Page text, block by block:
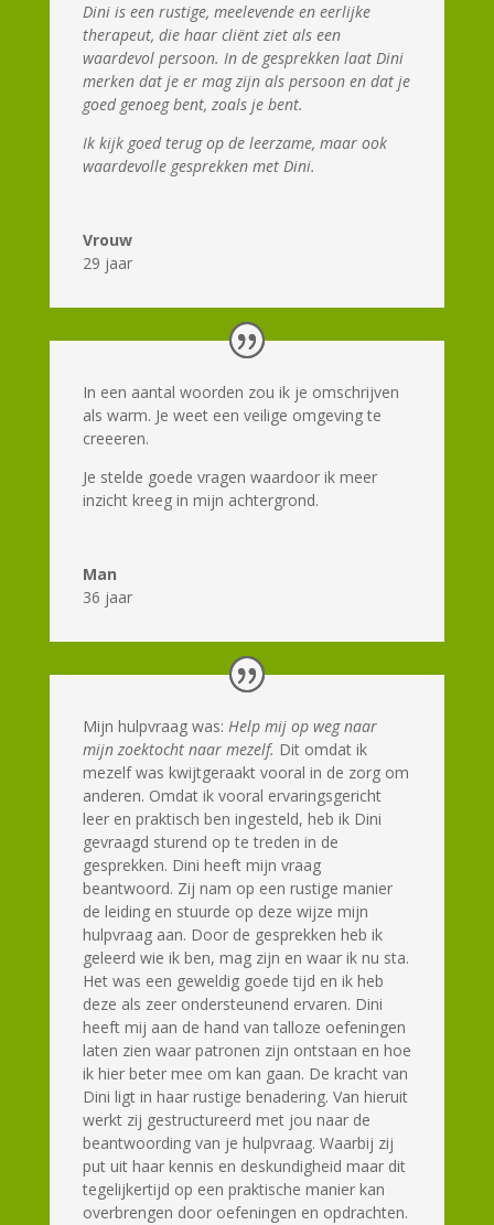
Dini is een rustige, meelevende en eerlijke
therapeut, die haar cliënt ziet als een
waardevol persoon. In de gesprekken laat Dini
merken dat je er mag zijn als persoon en dat je
goed genoeg bent, zoals je bent.
Ik kijk goed terug op de leerzame, maar ook
waardevolle gesprekken met Dini.
Vrouw
29 jaar
In een aantal woorden zou ik je omschrijven
als warm. Je weet een veilige omgeving te
creeeren.
Je stelde goede vragen waardoor ik meer
inzicht kreeg in mijn achtergrond.
Man
36 jaar
Mijn hulpvraag was: Help mij op weg naar
mijn zoektocht naar mezelf. Dit omdat ik
mezelf was kwijtgeraakt vooral in de zorg om
anderen. Omdat ik vooral ervaringsgericht
leer en praktisch ben ingesteld, heb ik Dini
gevraagd sturend op te treden in de
gesprekken. Dini heeft mijn vraag
beantwoord. Zij nam op een rustige manier
de leiding en stuurde op deze wijze mijn
hulpvraag aan. Door de gesprekken heb ik
geleerd wie ik ben, mag zijn en waar ik nu sta.
Het was een geweldig goede tijd en ik heb
deze als zeer ondersteunend ervaren. Dini
heeft mij aan de hand van talloze oefeningen
laten zien waar patronen zijn ontstaan en hoe
ik hier beter mee om kan gaan. De kracht van
Dini ligt in haar rustige benadering. Van hieruit
werkt zij gestructureerd met jou naar de
beantwoording van je hulpvraag. Waarbij zij
put uit haar kennis en deskundigheid maar dit
tegelijkertijd op een praktische manier kan
overbrengen door oefeningen en opdrachten.